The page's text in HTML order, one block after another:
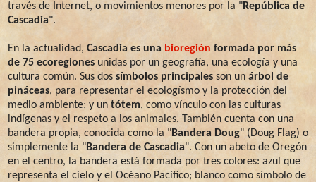
través de Internet, o movimientos menores por la "República de
Cascadia".
En la actualidad, Cascadia es una bioregión formada por más
de 75 ecoregiones unidas por un geografía, una ecología y una
cultura común. Sus dos símbolos principales son un árbol de
pináceas, para representar el ecologísmo y la protección del
medio ambiente; y un tótem, como vínculo con las culturas
indígenas y el respeto a los animales. También cuenta con una
bandera propia, conocida como la "Bandera Doug" (Doug Flag) o
simplemente la "Bandera de Cascadia". Con un abeto de Oregón
en el centro, la bandera está formada por tres colores: azul que
representa el cielo y el Océano Pacífico; blanco como símbolo de